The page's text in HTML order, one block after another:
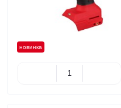
новинка